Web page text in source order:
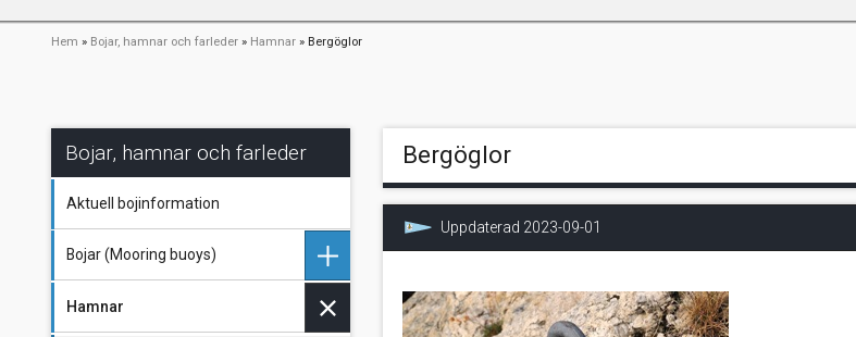
Länkstig
Hem Bojar, hamnar och farleder Hamnar Bergöglor
Bojar, hamnar och farleder
Aktuell bojinformation
Bojar (Mooring buoys)
Bojbestämmelser
Hamnar
Bergöglor
Uppdaterad 2023-09-01